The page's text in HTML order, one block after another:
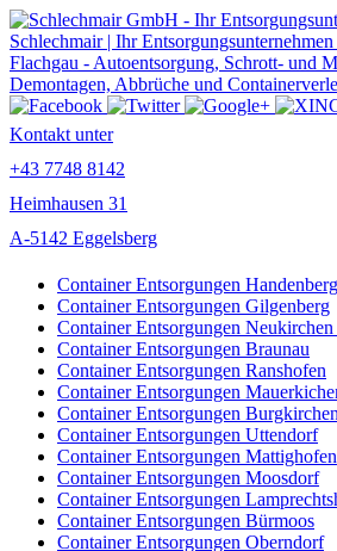
Kontakt unter
+43 7748 8142
Heimhausen 31
A-5142 Eggelsberg
Container Entsorgungen Handenberg
Container Entsorgungen Gilgenberg
Container Entsorgungen
Container Entsorgungen Braunau
Container Entsorgungen Ranshofen
Container Entsorgungen
Container Entsorgungen Burgkirchen
Container Entsorgungen Uttendorf
Container Entsorgungen Mattighofen
Container Entsorgungen Moosdorf
Container Entsorgungen
Container Entsorgungen Bürmoos
Container Entsorgungen Oberndorf